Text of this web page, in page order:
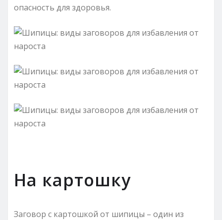
опасность для здоровья.
На картошку
Заговор с картошкой от шипицы – один из